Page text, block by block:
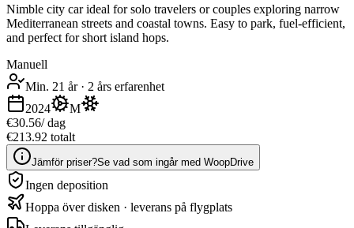
Nimble city car ideal for solo travelers or couples exploring narrow
Mediterranean streets and coastal towns. Easy to park, fuel-efficient,
and perfect for short island hops.
Manuell
Min. 21 år· 2 års erfarenhet
2024
M
€30.56/ dag
€213.92 totalt
Jämför priser?Se vad som ingår med WoopDrive
Ingen deposition
Hoppa över disken · leverans på flygplats